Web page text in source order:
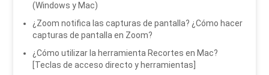
(Windows y Mac)
¿Zoom notifica las capturas de pantalla? ¿Cómo hacer
capturas de pantalla en Zoom?
¿Cómo utilizar la herramienta Recortes en Mac?
[Teclas de acceso directo y herramientas]